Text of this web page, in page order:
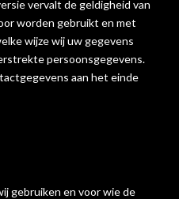
vervalt de geldigheid van
worden gebruikt en met
wijze wij uw gegevens
persoonsgegevens.
aan het einde
gebruiken en voor wie de